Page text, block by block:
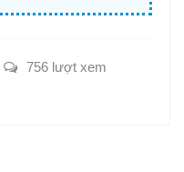
756 lượt xem